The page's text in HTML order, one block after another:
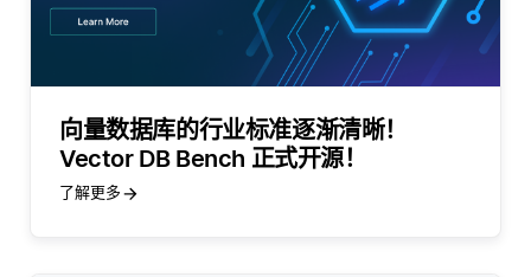
向量数据库的行业标准逐渐清晰！
Vector DB Bench 正式开源！
了解更多